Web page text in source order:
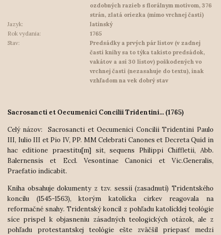
ozdobných razieb s florálnym motívom, 376
strán, zlatá oriezka (mimo vrchnej časti)
Jazyk:
latinský
Rok vydania:
1765
Stav:
Predsádky a prvých pár listov (v zadnej
časti knihy sa to týka takisto predsádok,
vakátov a asi 30 listov) poškodených vo
vrchnej časti (nezasahuje do textu), inak
vzhľadom na vek dobrý stav
Sacrosancti et Oecumenici Concilii Tridentini... (1765)
Celý názov:Sacrosancti et Oecumenici Concilii Tridentini Paulo
III, Iulio III et Pio IV, PP. MMCelebrati Canones et Decreta Quid in
hac editione praestitu[m] sit, sequens Philippi Chiffletii, Abb.
Balernensis et Eccl. Vesontinae Canonici et Vic.Generalis,
Praefatio indicabit.
Kniha obsahuje dokumenty z tzv. sessií (zasadnutí) Tridentského
koncilu (1545-1563), ktorým katolícka cirkev reagovala na
reformačné snahy. Tridentský koncil z pohľadu katolícklej teológie
síce prispel k objasneniu zásadných teologických otázok, ale z
pohľadu protestantskej teológie ešte zväčšil priepasť medzi